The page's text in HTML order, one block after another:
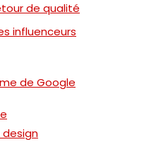
de qualité
influenceurs
de Google